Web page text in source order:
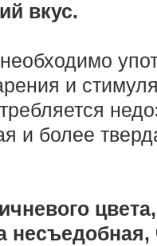
вкус.
и
и более
несъедобная,